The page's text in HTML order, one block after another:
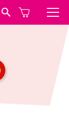
Search Button